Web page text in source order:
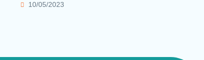
10/05/2023